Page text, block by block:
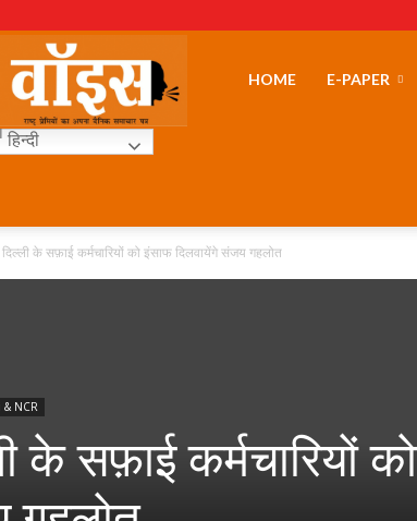
MotherLandHOME E-PAPER
हिन्दी
दिल्ली के सफ़ाई कर्मचारियों को इंसाफ दिलवायेंगे संजय गहलोत
& NCR
के सफ़ाई कर्मचारियों